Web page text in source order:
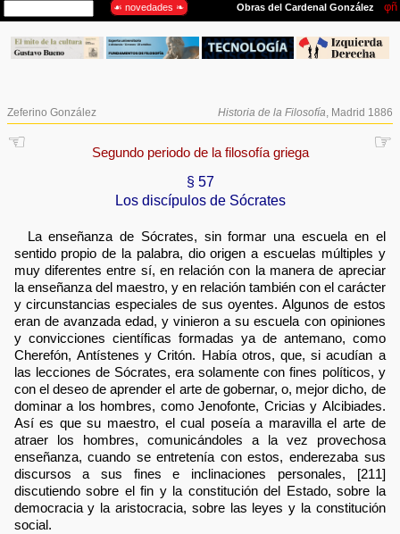
Zeferino González Historia de la Filosofía , Madrid 1886
☜ ☞
Segundo periodo de la filosofía griega
§ 57
Los discípulos de Sócrates
La enseñanza de Sócrates, sin formar una escuela en el
sentido propio de la palabra, dio origen a escuelas múltiples y
muy diferentes entre sí, en relación con la manera de apreciar
la enseñanza del maestro, y en relación también con el carácter
y circunstancias especiales de sus oyentes. Algunos de estos
eran de avanzada edad, y vinieron a su escuela con opiniones
y convicciones científicas formadas ya de antemano, como
Cherefón, Antístenes y Critón. Había otros, que, si acudían a
las lecciones de Sócrates, era solamente con fines políticos, y
con el deseo de aprender el arte de gobernar, o, mejor dicho, de
dominar a los hombres, como Jenofonte, Cricias y Alcibiades.
Así es que su maestro, el cual poseía a maravilla el arte de
atraer los hombres, comunicándoles a la vez provechosa
enseñanza, cuando se entretenía con estos, enderezaba sus
discursos a sus fines e inclinaciones personales, [211]
discutiendo sobre el fin y la constitución del Estado, sobre la
democracia y la aristocracia, sobre las leyes y la constitución
social.